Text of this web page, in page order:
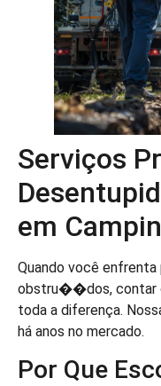
Serviços
em
Quando você
obstru��dos, contar
toda a diferença.
há anos no mercado.
Por Que